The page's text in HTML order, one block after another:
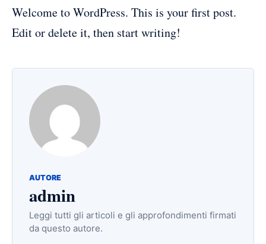
Welcome to WordPress. This is your first post.
Edit or delete it, then start writing!
AUTORE
admin
Leggi tutti gli articoli e gli approfondimenti firmati
da questo autore.